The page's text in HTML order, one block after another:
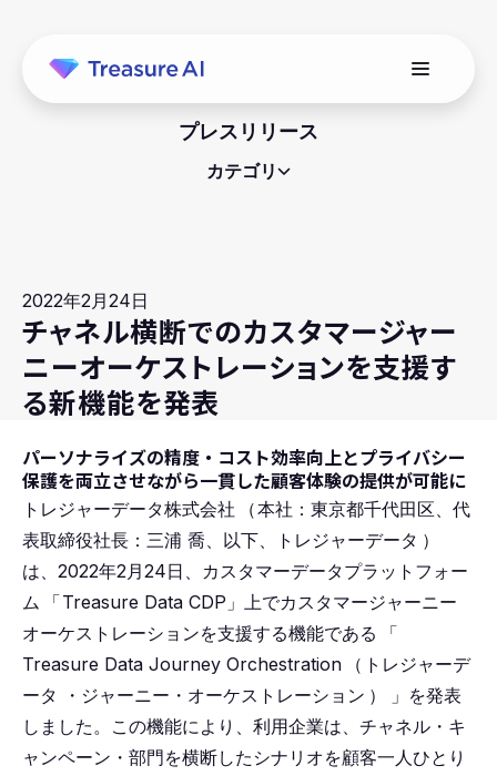
プレスリリース
カテゴリ
2022年2月24日
チャネル横断でのカスタマージャー
ニーオーケストレーションを支援す
る新機能を発表
パーソナライズの精度・コスト効率向上とプライバシー
保護を両立させながら一貫した顧客体験の提供が可能に
トレジャーデータ株式会社 （本社：東京都千代田区、代
表取締役社長：三浦 喬、以下、トレジャーデータ ）
は、2022年2月24日、カスタマーデータプラットフォー
ム
「Treasure Data CDP」上でカスタマージャーニー
オーケストレーションを支援する機能である
「
Treasure Data Journey Orchestration
（ トレジャーデ
ータ ・ジャーニー・オーケストレーション ）
」を発表
しました。この機能により、利用企業は、チャネル・キ
ャンペーン・部門を横断したシナリオを顧客一人ひとり